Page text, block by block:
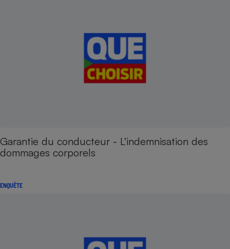
Garantie du conducteur - L'indemnisation des
dommages corporels
ENQUÊTE